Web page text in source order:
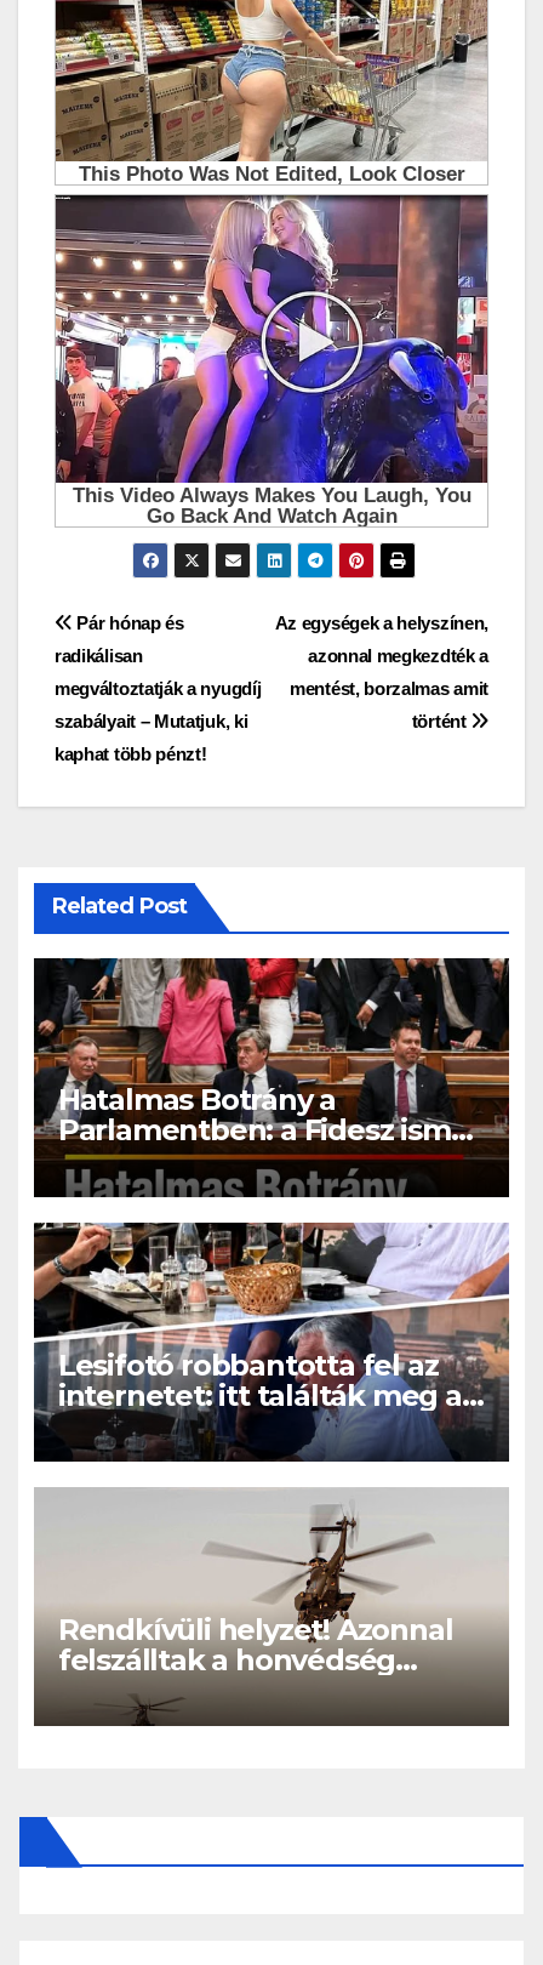
Bejegyzés
navigáció
Az egységek a helyszínen,
azonnal megkezdték a
mentést, borzalmas amit
történt
Pár hónap és
radikálisan
megváltoztatják a nyugdíj
szabályait – Mutatjuk, ki
kaphat több pénzt!
Related Post
Hatalmas Botrány a
Parlamentben: a Fidesz ismét
kitett magáért!
Lesifotó robbantotta fel az
internetet: itt találták meg az
eltűnt Orbán Viktort!
Rendkívüli helyzet! Azonnal
felszálltak a honvédség
helikopterei, óriási a baj
Magyarországon! – Kiadták a